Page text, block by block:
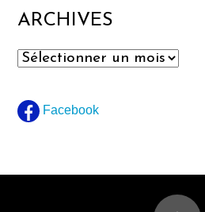
ARCHIVES
Archives
Facebook